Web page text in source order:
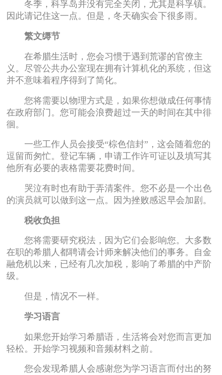
冬季，科孚岛并没有完全关闭，尤其是科孚镇。
因此请记住这一点。但是，冬天确实会下很多雨。
繁文缛节
在希腊生活时，您会习惯于遇到荒谬的官僚主
义。尽管公共办公室现在拥有计算机化的系统，但这
并不意味着程序得到了简化。
您将需要以物理方式是，如果你想做成任何事情
在政府部门。您可能会浪费超过一天的时间在其中徘
徊。
一些工作人员会接受“棕色信封”，这会随着您的
逗留而匆忙。登记车辆，申请工作许可证以及填写其
他所有必要的表格需要花费时间。
哭泣有时也有助于弄清案件。您不必是一个出色
的演员就可以做到这一点。因为挫败感迟早会加剧。
税收负担
您将需要研究税法，因为它们会影响您。大多数
在职的希腊人都聘请会计师来解决他们的事务。自金
融危机以来，已经有几次加税，影响了希腊的中产阶
级。
但是，情况不一样。
学习语言
如果您开始学习希腊语，生活将会对您而言更加
轻松。开始学习视频和音频材料之前。
您会发现希腊人会感谢您为学习语言而付出的努